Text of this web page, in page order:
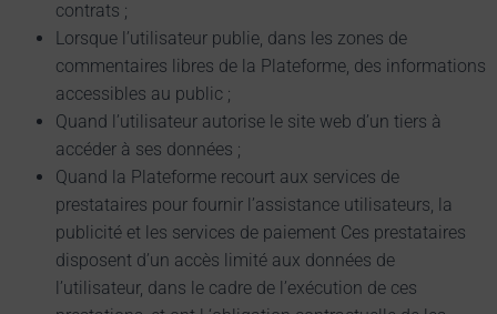
contrats ;
Lorsque l’utilisateur publie, dans les zones de
commentaires libres de la Plateforme, des informations
accessibles au public ;
Quand l’utilisateur autorise le site web d’un tiers à
accéder à ses données ;
Quand la Plateforme recourt aux services de
prestataires pour fournir l’assistance utilisateurs, la
publicité et les services de paiement Ces prestataires
disposent d’un accès limité aux données de
l’utilisateur, dans le cadre de l’exécution de ces